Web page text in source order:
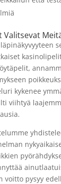
Valitsevat
kykenee
viihtyä
voitto pysyy